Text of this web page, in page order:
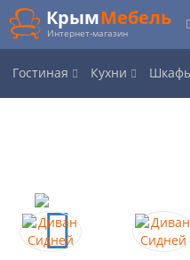
КрымМебель
Интернет-магазин
Гостиная Кухни